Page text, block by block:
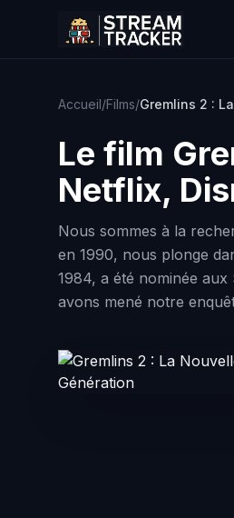
Accueil/Films/
Le film
Netflix,
Nous sommes à la
en 1990, nous plonge
1984, a été nominée
avons mené notre